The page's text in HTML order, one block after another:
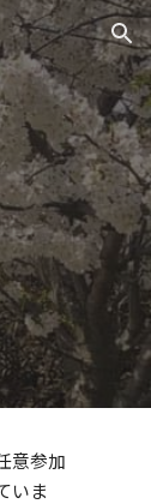
意参加
いま